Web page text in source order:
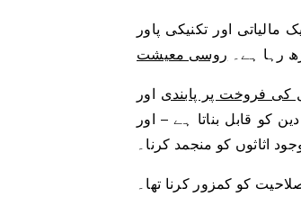
اور تکنیکی پاور
رہا ہے۔ روسی معیشت
کی فروخت پر پابندی
کو قابل بناتا ہے – اور
اثاثوں کو منجمد کرنا۔
کو کمزور کرنا تھا۔